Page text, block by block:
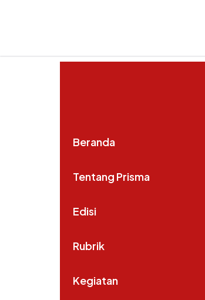
Beranda
Tentang Prisma
Edisi
Rubrik
Kegiatan